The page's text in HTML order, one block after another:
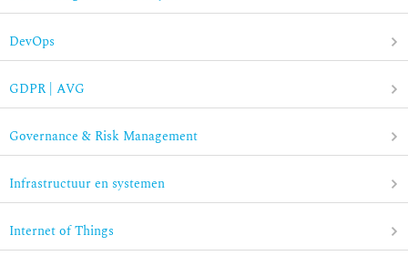
DevOps
GDPR | AVG
Governance & Risk Management
Infrastructuur en systemen
Internet of Things